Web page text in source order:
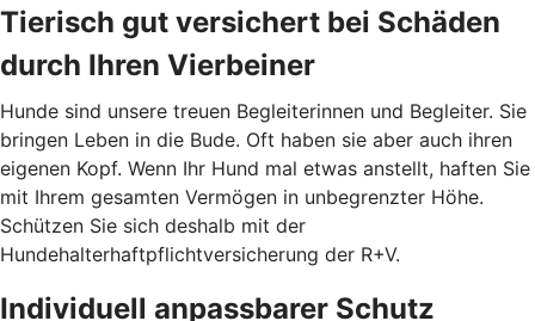
Tierisch gut versichert bei Schäden
durch Ihren Vierbeiner
Hunde sind unsere treuen Begleiterinnen und Begleiter. Sie
bringen Leben in die Bude. Oft haben sie aber auch ihren
eigenen Kopf. Wenn Ihr Hund mal etwas anstellt, haften Sie
mit Ihrem gesamten Vermögen in unbegrenzter Höhe.
Schützen Sie sich deshalb mit der
Hundehalterhaftpflichtversicherung der R+V.
Individuell anpassbarer Schutz